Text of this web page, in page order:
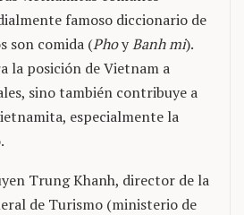
famoso diccionario de
son comida (PhoyBanh mi).
la posición de Vietnam a
sino también contribuye a
especialmente la
Trung Khanh, director de la
de Turismo (ministerio de